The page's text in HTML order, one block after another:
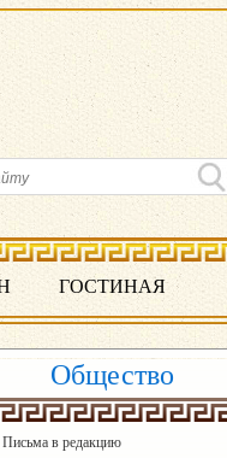
ГОСТИНАЯ
Общество
Письма в редакцию